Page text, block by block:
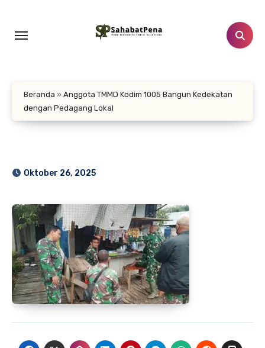
konten
Beranda » Anggota TMMD Kodim 1005 Bangun Kedekatan
dengan Pedagang Lokal
Oktober 26, 2025